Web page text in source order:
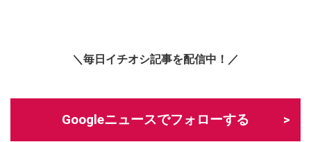
＼毎日イチオシ記事を配信中！／
Googleニュースでフォローする